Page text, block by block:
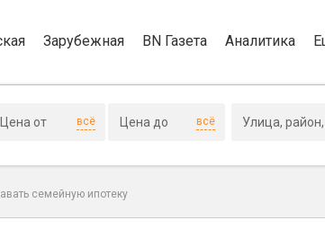
Зарубежная BN Газета Аналитика
всё всё
семейную ипотеку